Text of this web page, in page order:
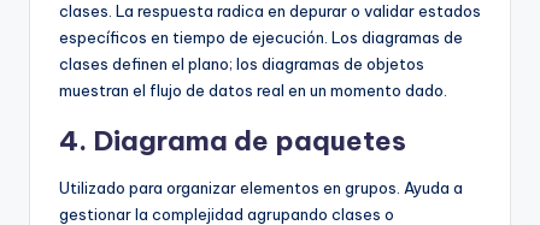
clases. La respuesta radica en depurar o validar estados
específicos en tiempo de ejecución. Los diagramas de
clases definen el plano; los diagramas de objetos
muestran el flujo de datos real en un momento dado.
4. Diagrama de paquetes
Utilizado para organizar elementos en grupos. Ayuda a
gestionar la complejidad agrupando clases o